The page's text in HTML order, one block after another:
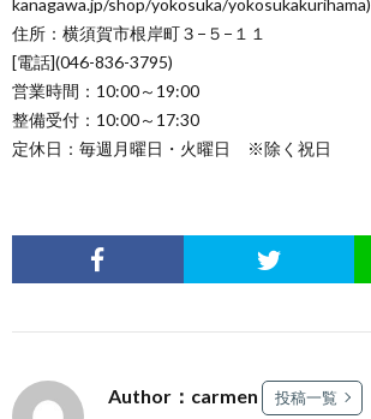
住所：横須賀市根岸町３−５−１１
[電話](046-836-3795)
営業時間：10:00～19:00
整備受付：10:00～17:30
定休日：毎週月曜日・火曜日 ※除く祝日
Author：carmen 投稿一覧